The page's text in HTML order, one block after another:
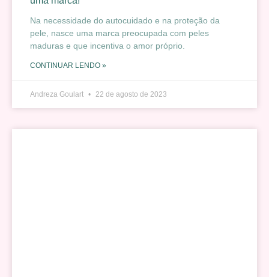
Na necessidade do autocuidado e na proteção da
pele, nasce uma marca preocupada com peles
maduras e que incentiva o amor próprio.
CONTINUAR LENDO »
Andreza Goulart 22 de agosto de 2023